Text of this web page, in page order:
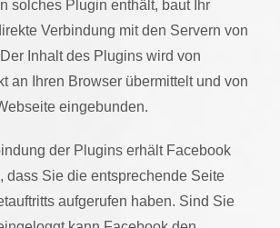
solches Plugin enthält, baut Ihr
Verbindung mit den Servern von
Inhalt des Plugins wird von
an Ihren Browser übermittelt und von
eingebunden.
der Plugins erhält Facebook
dass Sie die entsprechende Seite
aufgerufen haben. Sind Sie